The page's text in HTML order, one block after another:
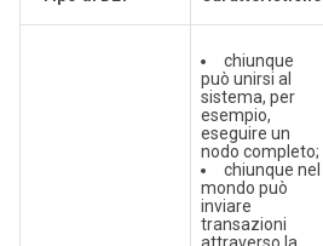
chiunque
può unirsi al
sistema, per
esempio,
eseguire un
nodo completo;
chiunque nel
mondo può
inviare
transazioni